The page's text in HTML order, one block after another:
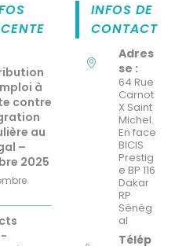
à
contre
au
–
2025
INFOS DE
CONTACT
Adres
se :
64 Rue
Carnot
X Saint
Michel.
En face
BICIS
Prestig
e BP 116
Dakar
RP
Sénég
al
Télép